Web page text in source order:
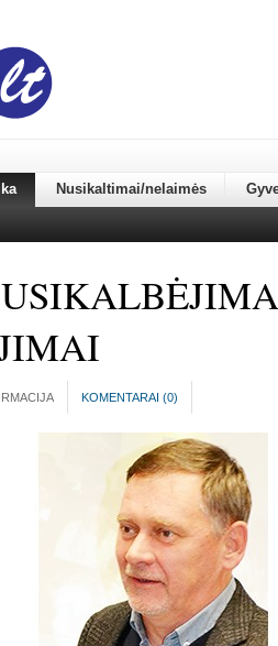
Nusikaltimai/nelaimės
KOMENTARAI (0)